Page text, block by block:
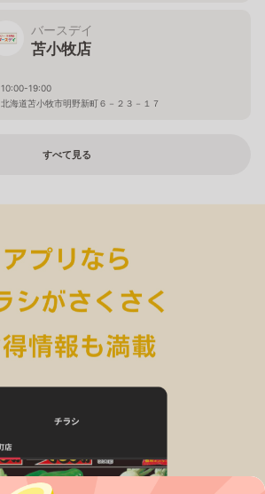
バースデイ
苫小牧店
10:00-19:00
北海道苫小牧市明野新町６－２３－１７
すべて見る